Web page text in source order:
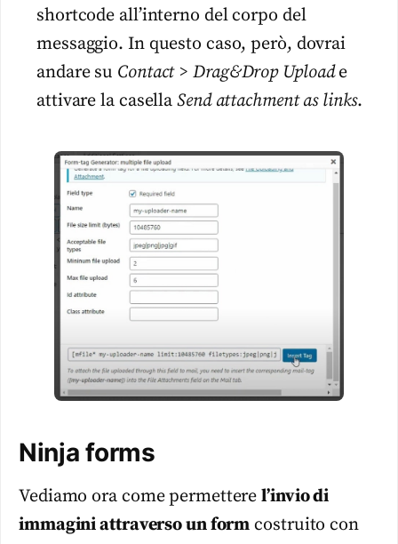
shortcode all’interno del corpo del
messaggio. In questo caso, però, dovrai
andare su Contact > Drag&Drop Uploade
attivare la casella Send attachment as links.
Ninja forms
Vediamo ora come permetterel’invio di
immagini attraverso un form costruito con